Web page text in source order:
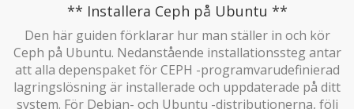
** Installera Ceph på Ubuntu **
Den här guiden förklarar hur man ställer in och kör
Ceph på Ubuntu. Nedanstående installationssteg antar
att alla depenspaket för CEPH -programvarudefinierad
lagringslösning är installerade och uppdaterade på ditt
system. För Debian- och Ubuntu -distributionerna, följ